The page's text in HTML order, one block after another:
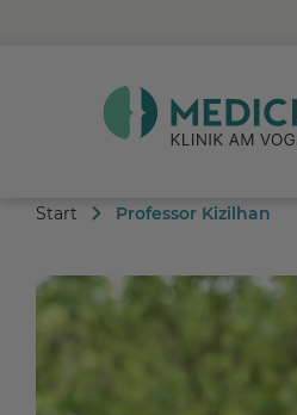
Start Professor Kizilhan